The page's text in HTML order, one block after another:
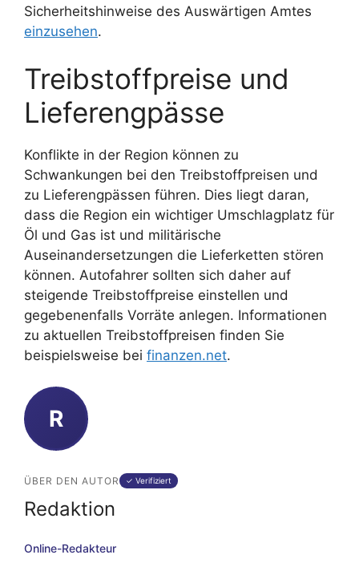
Sicherheitshinweise des Auswärtigen Amtes
einzusehen.
Treibstoffpreise und
Lieferengpässe
Konflikte in der Region können zu
Schwankungen bei den Treibstoffpreisen und
zu Lieferengpässen führen. Dies liegt daran,
dass die Region ein wichtiger Umschlagplatz für
Öl und Gas ist und militärische
Auseinandersetzungen die Lieferketten stören
können. Autofahrer sollten sich daher auf
steigende Treibstoffpreise einstellen und
gegebenenfalls Vorräte anlegen. Informationen
zu aktuellen Treibstoffpreisen finden Sie
beispielsweise bei finanzen.net.
R
ÜBER DEN AUTOR ✓ Verifiziert
Redaktion
Online-Redakteur